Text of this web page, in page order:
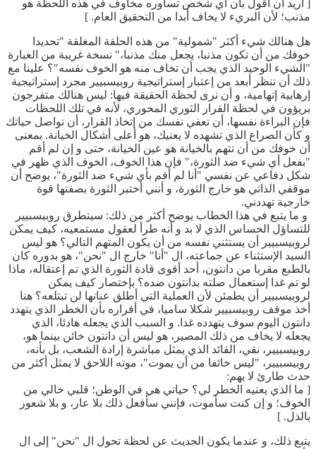
[ أريد أن أقول بأن أي شخص تساوره مخاوف في هذه اللحظة هو
مذنب؛ لأن البريء لا يخاف أبدا من التحقيق العام. ]
هل هنالك شيء أكثر "شمولية" من هذه الحلقة المغلقة "تحديدا
خوفك من أن تكون مذنبا، يجعل منك مذنبا،" نسخة غريبة من العبارة
"الشيء الوحيد الذي يجب أن تخاف منه هو الخوف نفسه"؟ علينا مع
ذلك أن ننظر أبعد من إعتبار إستراتيجية روبيسبيير مجرد إستراتيجية
إرهابية إتهامية، و أن نرى لحظة الحقيقة فيها: ليس هنالك متفرجون
بريؤون في لحظة القرار الثوري المحوري، لأنه في تلك اللحظات
فإن البراءة نفسها، أن تعفي نفسك من إتخاذ القرار، أن تواصل حياتك
و كأن الصراع الذي تشهده لا يعنيك، هو أعلى أشكال الخيانة. بمعنى
أن خوفك من أن تتهم بالخيانة هو عين الخيانة، حتى و إن لم أقم
"بفعل أي شيء ضد الثورة،" فإن هذا الخوف، الخوف الذي ظهر في
شكل دفاعي عن نفسي "أنا لم أقم بأي شيء ضد الثورة"، يوضح أن
موقفي الذاتي هو خارج الثورة، و أنني أختبر الثورة بصفتها قوة
خارجية تهددني.
و ما يتبع في هذا الخطاب يوضح أكثر من ذلك: سيتطرق روبيسبيير
للتساؤل الحساس الذي لا بد و أنه طرأ لعقول مستمعيه، كيف يمكن
لروبيسبيير أن يستثني نفسه من أن يكون المتهم التالي؟ هو ليس
السيد الإستثناء عن جماعته، ال "أنا" خارج ال "نحن"، هو بدوره كان
بالطبع مقربا من دانتون، أحد أقوى قادة الثورة الذي تم إعتقاله، ماذا
لو تم غدا إستعمال صلته بدانتون ضده؟ بإختصار كيف يمكن
لروبيسبيير أن يطمئن لأن العملية التي أطلق عنانها لن تبتلعه؟ هنا
أخذ موقف روبيسبيير شكلا ساميا، في أقراره بأن الخطر الذي يتهدد
دانتون اليوم سوف يتهدده غدا. و السبب الذي يجعله هادئا، الذي
يجعله لا يخاف من ذلك المصير، هو ليس أن دانتون خائن بينما هو،
روبيسبيير، نقي، القائد الذي يمثل مباشرة إرادة الشعب، بل بأنه،
روبيسبيير، "ليس خائفا من أن يموت"، موته اللاحق لا يمثل أكثر من
حدث طارئ لا يهم:
[ ما الذي يعنيه الخطر لي؟ حياتي هي في الوطن؛ قلبي خالي من
الخوف؛ و إن كنت سأموت، فإنني سأفعل ذلك بلا عار، و بلا شعور
بالذل. ]
يتبع ذلك، و عندما يكون الحديث عن لحظة تحول ال "نحن" إلى ال